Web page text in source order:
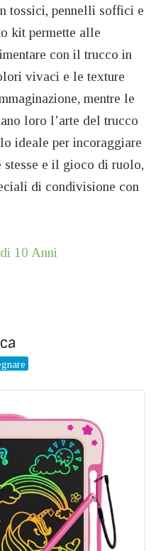
tossici, pennelli soffici e
kit permette alle
con il trucco in
vivaci e le texture
mentre le
loro l’arte del trucco
ideale per incoraggiare
e il gioco di ruolo,
di condivisione con
10 Anni